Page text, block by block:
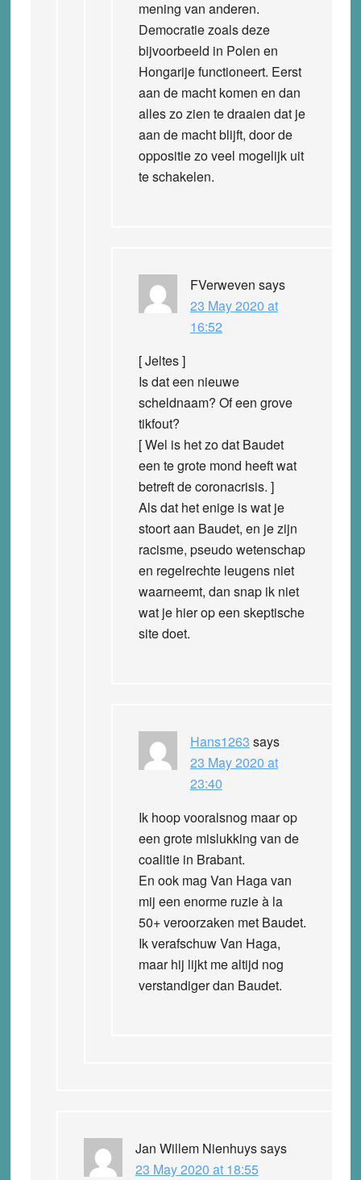
mening van anderen.
Democratie zoals deze
bijvoorbeeld in Polen en
Hongarije functioneert. Eerst
aan de macht komen en dan
alles zo zien te draaien dat je
aan de macht blijft, door de
oppositie zo veel mogelijk uit
te schakelen.
FVerweven says
23 May 2020 at
16:52
[ Jeltes ]
Is dat een nieuwe
scheldnaam? Of een grove
tikfout?
[ Wel is het zo dat Baudet
een te grote mond heeft wat
betreft de coronacrisis. ]
Als dat het enige is wat je
stoort aan Baudet, en je zijn
racisme, pseudo wetenschap
en regelrechte leugens niet
waarneemt, dan snap ik niet
wat je hier op een skeptische
site doet.
Hans1263 says
23 May 2020 at
23:40
Ik hoop vooralsnog maar op
een grote mislukking van de
coalitie in Brabant.
En ook mag Van Haga van
mij een enorme ruzie à la
50+ veroorzaken met Baudet.
Ik verafschuw Van Haga,
maar hij lijkt me altijd nog
verstandiger dan Baudet.
Jan Willem Nienhuyssays
23 May 2020 at 18:55